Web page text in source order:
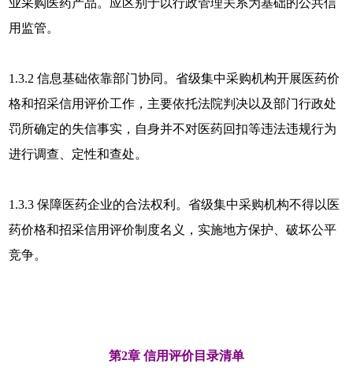
业采购医药产品。应区别于以行政管理关系为基础的公共信
用监管。
1.3.2 信息基础依靠部门协同。省级集中采购机构开展医药价
格和招采信用评价工作，主要依托法院判决以及部门行政处
罚所确定的失信事实，自身并不对医药回扣等违法违规行为
进行调查、定性和查处。
1.3.3 保障医药企业的合法权利。省级集中采购机构不得以医
药价格和招采信用评价制度名义，实施地方保护、破坏公平
竞争。
第2章 信用评价目录清单